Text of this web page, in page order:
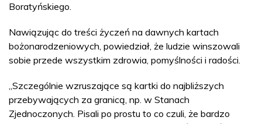
Boratyńskiego.
Nawiązując do treści życzeń na dawnych kartach
bożonarodzeniowych, powiedział, że ludzie winszowali
sobie przede wszystkim zdrowia, pomyślności i radości.
„Szczególnie wzruszające są kartki do najbliższych
przebywających za granicą, np. w Stanach
Zjednoczonych. Pisali po prostu to co czuli, że bardzo